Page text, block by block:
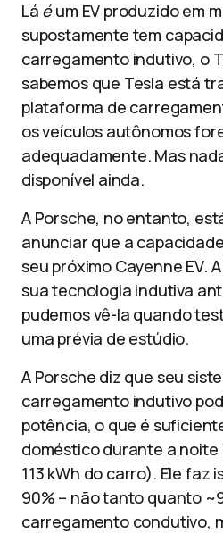
Lá éum EV produzido em
supostamente tem
carregamento indutivo, o
sabemos que Tesla está
plataforma de
os veículos autônomos
adequadamente. Mas
disponível ainda.
A Porsche, no entanto,
anunciar que a
seu próximo Cayenne EV.
sua tecnologia indutiva
pudemos vê-la quando
uma prévia de estúdio.
A Porsche diz que seu
carregamento indutivo
potência, o que é
doméstico durante a noite
113 kWh do carro). Ele faz
90% – não tanto quanto
carregamento condutivo,